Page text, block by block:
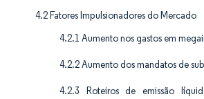
4.2 Fatores Impulsionadores do Mercado
4.2.1 Aumento nos gastos em
4.2.2 Aumento dos mandatos de
4.2.3 Roteiros de emissão